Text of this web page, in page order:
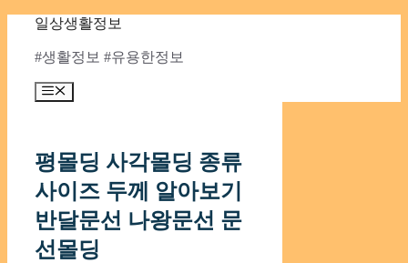
content
일상생활정보
#생활정보 #유용한정보
Menu
평몰딩 사각몰딩 종류
사이즈 두께 알아보기
반달문선 나왕문선 문
선몰딩